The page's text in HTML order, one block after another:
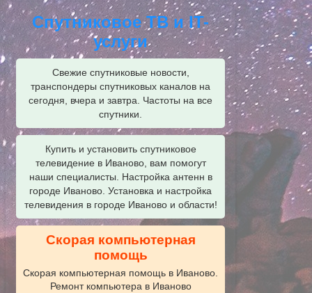
Спутниковое ТВ и IT-
услуги
Свежие спутниковые новости,
транспондеры спутниковых каналов на
сегодня, вчера и завтра. Частоты на все
спутники.
Купить и установить спутниковое
телевидение в Иваново, вам помогут
наши специалисты. Настройка антенн в
городе Иваново. Установка и настройка
телевидения в городе Иваново и области!
Скорая компьютерная
помощь
Скорая компьютерная помощь в Иваново.
Ремонт компьютера в Иваново